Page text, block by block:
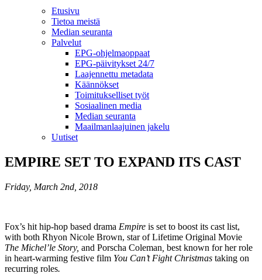
Etusivu
Tietoa meistä
Median seuranta
Palvelut
EPG-ohjelmaoppaat
EPG-päivitykset 24/7
Laajennettu metadata
Käännökset
Toimitukselliset työt
Sosiaalinen media
Median seuranta
Maailmanlaajuinen jakelu
Uutiset
EMPIRE SET TO EXPAND ITS CAST
Friday, March 2nd, 2018
Fox’s hit hip-hop based drama Empire is set to boost its cast list,
with both Rhyon Nicole Brown, star of Lifetime Original Movie
The Michel’le Story, and Porscha Coleman best known for her role
in heart-warming festive film You Can’t Fight Christmas taking on
recurring roles.